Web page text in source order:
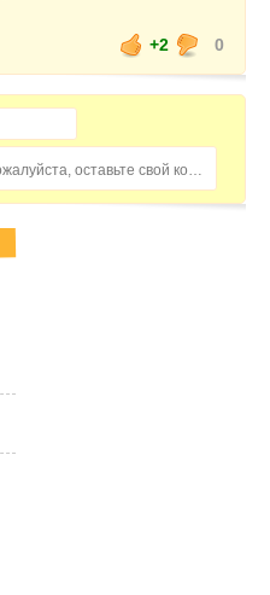
+2
0
Домохозяйка, пожалуйста, оставьте свой комментарий...